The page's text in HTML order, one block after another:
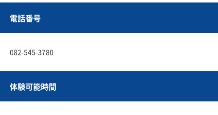
電話番号
082-545-3780
体験可能時間